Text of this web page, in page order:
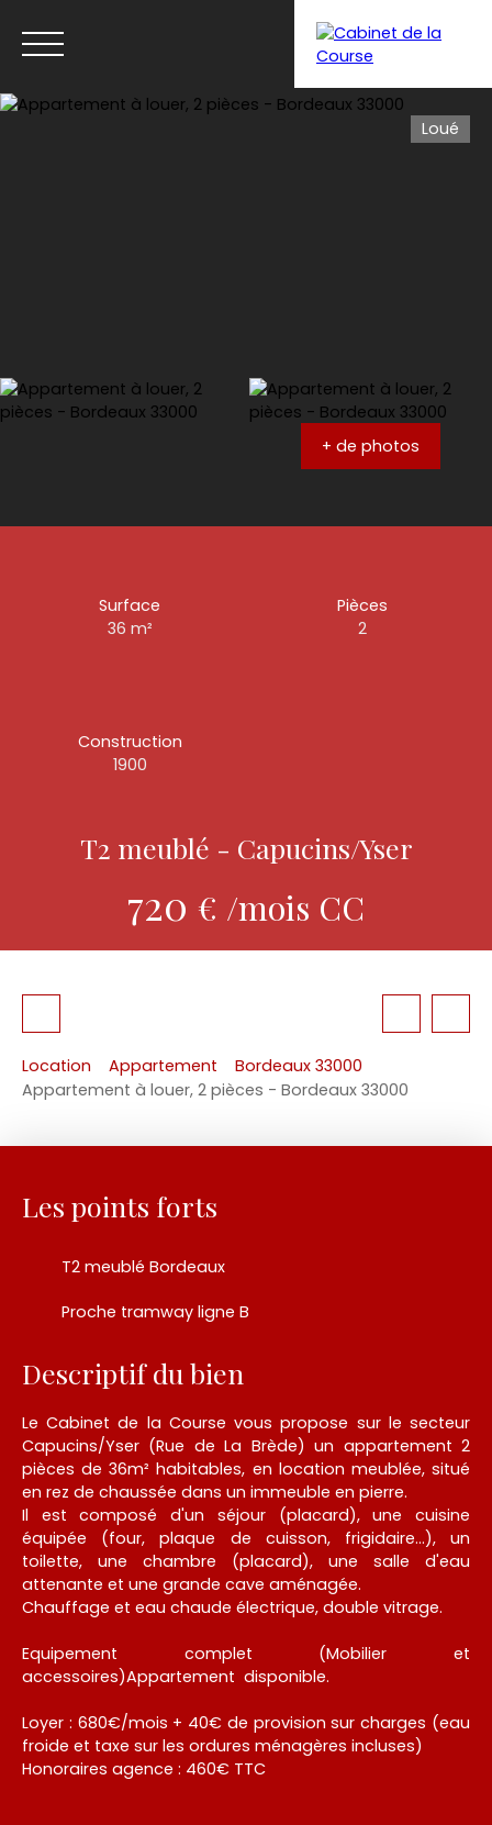
Loué
+ de photos
Surface
36 m²
Pièces
2
Construction
1900
T2 meublé - Capucins/Yser
720 € /mois CC
Location Appartement
Bordeaux 33000
Appartement à louer, 2 pièces - Bordeaux 33000
Les points forts
T2 meublé Bordeaux
Proche tramway ligne B
Descriptif du bien
Le Cabinet de la Course vous propose sur le secteur
Capucins/Yser (Rue de La Brède) un appartement 2
pièces de 36m² habitables, en location meublée, situé
en rez de chaussée dans un immeuble en pierre.
Il est composé d'un séjour (placard), une cuisine
équipée (four, plaque de cuisson, frigidaire...), un
toilette, une chambre (placard), une salle d'eau
attenante et une grande cave aménagée.
Chauffage et eau chaude électrique, double vitrage.
Equipement complet (Mobilier et
accessoires)Appartement disponible.
Loyer : 680€/mois + 40€ de provision sur charges (eau
froide et taxe sur les ordures ménagères incluses)
Honoraires agence : 460€ TTC